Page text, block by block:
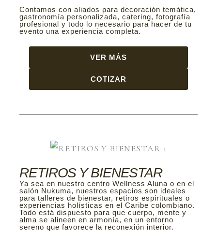
Contamos con aliados para decoración temática,
gastronomía personalizada, catering, fotografía
profesional y todo lo necesario para hacer de tu
evento una experiencia completa.
VER MÁS
COTIZAR
RETIROS Y BIENESTAR
Ya sea en nuestro centro Wellness Aluna o en el
salón Nukuma, nuestros espacios son ideales
para talleres de bienestar, retiros espirituales o
experiencias holísticas en el Caribe colombiano.
Todo está dispuesto para que cuerpo, mente y
alma se alineen en armonía, en un entorno
sereno que favorece la reconexión interior.